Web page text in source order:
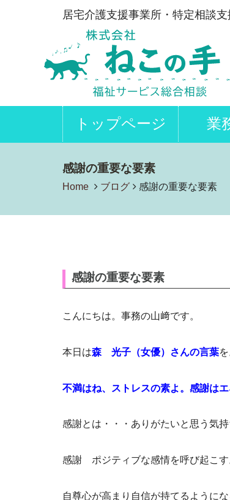
居宅介護支援事業所・特定相談
トップページ 業
感謝の重要な要素
Home ブログ 感謝の重要な要素
感謝の重要な要素
こんにちは。事務の山﨑です。
本日は森 光子（女優）さんの言葉を
不満はね、ストレスの素よ。感謝はエ
感謝とは・・・ありがたいと思う気
感謝 ポジティブな感情を呼び起こす
自尊心が高まり自信が持てるようにな